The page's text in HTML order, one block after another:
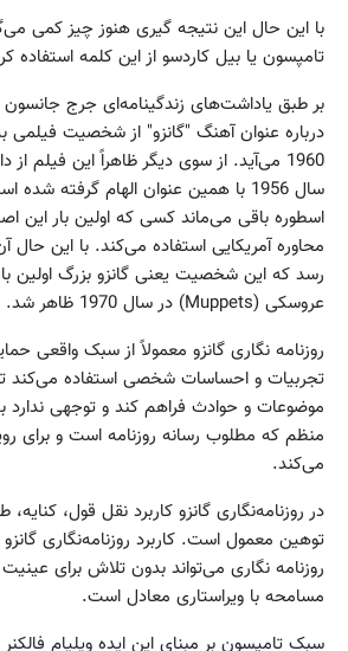
با این حال این نتیجه گیری هنوز چیز کمی
تامپسون یا بیل کاردسو از این کلمه استفاده
بر طبق یاداشت‌های زندگینامه‌ای جرج جانسون
درباره عنوان آهنگ "گانزو" از شخصیت فیلمی
1960 می‌آید. از سوی دیگر ظاهراً این فیلم
سال 1956 با همین عنوان الهام گرفته
اسطوره باقی می‌ماند کسی که اولین بار این
محاوره آمریکایی استفاده می‌کند. با این
رسد که این شخصیت یعنی گانزو بزرگ اولین
عروسکی (Muppets) در سال 1970 ظاهر شد.
روزنامه نگاری گانزو معمولاً از سبک واقعی
تجربیات و احساسات شخصی استفاده می‌کند
موضوعات و حوادث فراهم کند و توجهی
منظم که مطلوب رسانه روزنامه است و برای
می‌کند.
در روزنامه‌نگاری گانزو کاربرد نقل قول،
توهین معمول است. کاربرد روزنامه‌نگاری
روزنامه نگاری می‌تواند بدون تلاش برای
مسامحه با ویراستاری معادل است.